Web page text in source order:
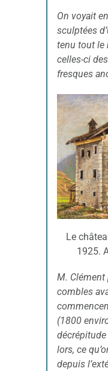
On voyait
sculptées
tenu tout le
celles-ci
fresques
Le
1925.
M. Clément
combles
(1800
lors, ce
depuis